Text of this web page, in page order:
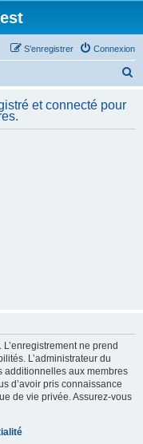
Connexion
S’enregistrer
h
et connecté pour
ne prend
L’administrateur du
additionnelles aux membres
d’avoir pris connaissance
de vie privée. Assurez-vous